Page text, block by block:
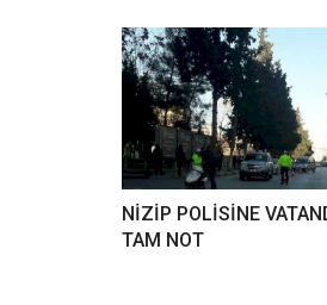
NİZİP POLİSİNE
TAM NOT